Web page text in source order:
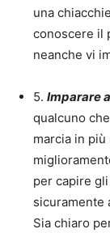
una
conoscere il
neanche vi
5. Imparare
qualcuno
marcia in
per capire
sicuramente
Sia chiaro